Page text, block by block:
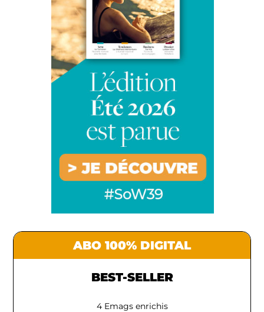
ABO 100% DIGITAL
BEST-SELLER
4 Emags enrichis